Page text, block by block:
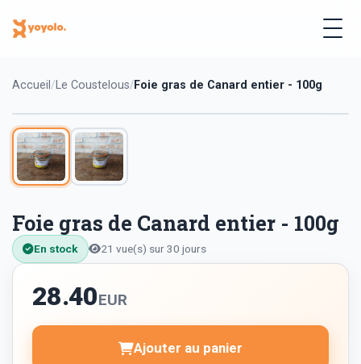
Accueil Le Coustelous Foie gras de Canard entier - 100g
Foie gras de Canard entier - 100g
En stock 21 vue(s) sur 30 jours
28.40EUR
Ajouter au panier